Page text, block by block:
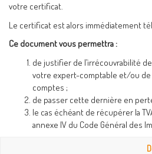
votre certificat.
Le certificat est alors immédiatement
Ce document vous permettra :
de justifier de l’irrécouvrabilité
votre expert-comptable et/ou de
comptes ;
de passer cette dernière en
le cas échéant de récupérer la
annexe IV du Code Général des